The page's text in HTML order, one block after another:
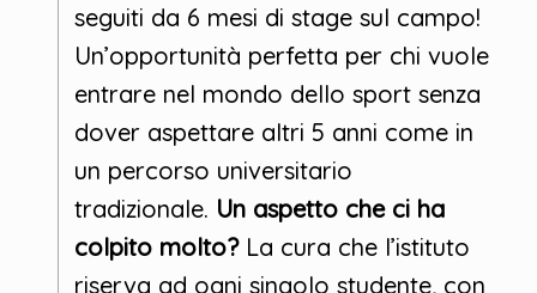
seguiti da 6 mesi di stage sul campo!
Un’opportunità perfetta per chi vuole
entrare nel mondo dello sport senza
dover aspettare altri 5 anni come in
un percorso universitario
tradizionale. Un aspetto che ci ha
colpito molto?La cura che l’istituto
riserva ad ogni singolo studente, con